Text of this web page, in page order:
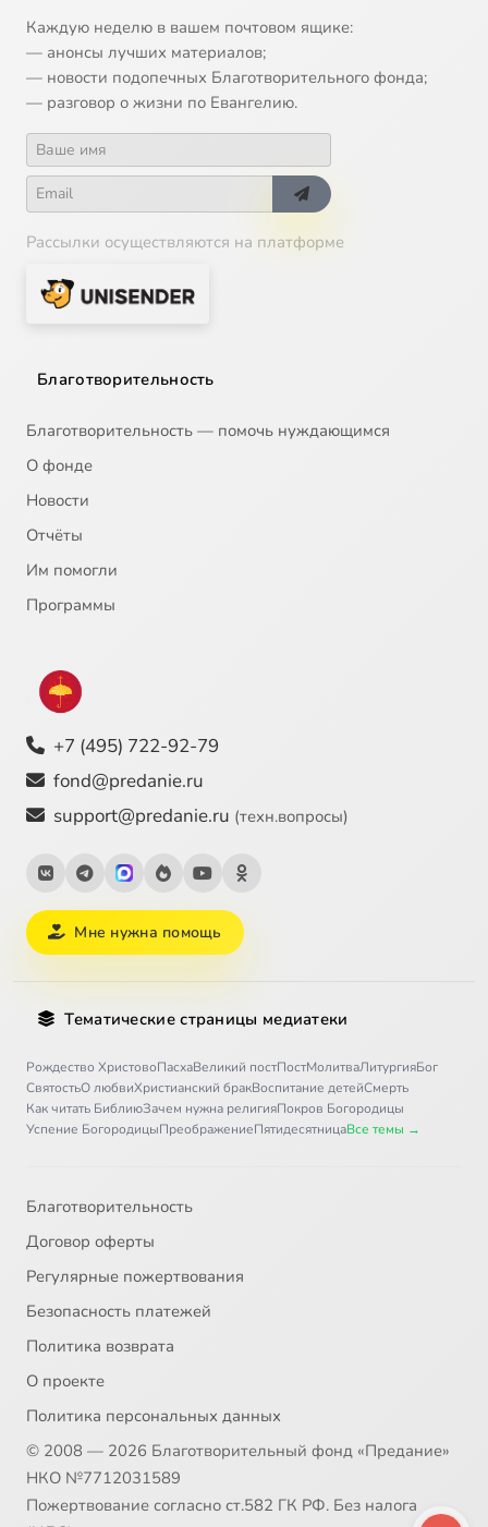
Каждую неделю в вашем почтовом ящике:
— анонсы лучших материалов;
— новости подопечных Благотворительного фонда;
— разговор о жизни по Евангелию.
Рассылки осуществляются на платформе
Благотворительность
Благотворительность — помочь нуждающимся
О фонде
Новости
Отчёты
Им помогли
Программы
+7 (495) 722-92-79
fond@predanie.ru
support@predanie.ru (техн.вопросы)
Мне нужна помощь
Тематические страницы медиатеки
Рождество ХристовоПасхаВеликий постПостМолитваЛитургияБог
СвятостьО любвиХристианский бракВоспитание детейСмерть
Как читать БиблиюЗачем нужна религияПокров Богородицы
Успение БогородицыПреображениеПятидесятницаВсе темы →
Благотворительность
Договор оферты
Регулярные пожертвования
Безопасность платежей
Политика возврата
О проекте
Политика персональных данных
© 2008 — 2026 Благотворительный фонд «Предание»
НКО №7712031589
Пожертвование согласно ст.582 ГК РФ. Без налога